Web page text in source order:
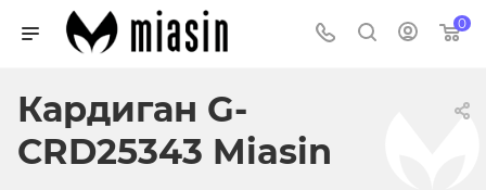
0
Кардиган G-
CRD25343 Miasin